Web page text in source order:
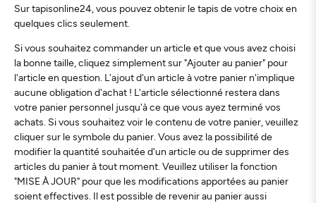
Sur tapisonline24, vous pouvez obtenir le tapis de votre choix en
quelques clics seulement.
Si vous souhaitez commander un article et que vous avez choisi
la bonne taille, cliquez simplement sur "Ajouter au panier" pour
l'article en question. L'ajout d'un article à votre panier n'implique
aucune obligation d'achat ! L'article sélectionné restera dans
votre panier personnel jusqu'à ce que vous ayez terminé vos
achats. Si vous souhaitez voir le contenu de votre panier, veuillez
cliquer sur le symbole du panier. Vous avez la possibilité de
modifier la quantité souhaitée d'un article ou de supprimer des
articles du panier à tout moment. Veuillez utiliser la fonction
"MISE À JOUR" pour que les modifications apportées au panier
soient effectives. Il est possible de revenir au panier aussi